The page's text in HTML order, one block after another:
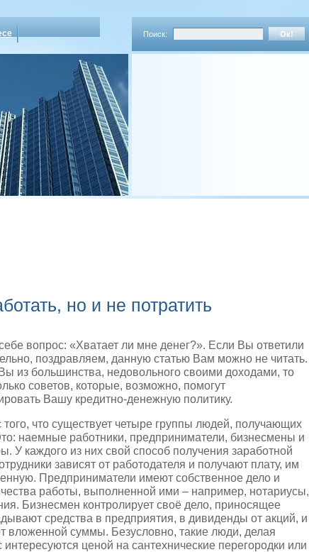
Поиск:
но и не потратить
вопрос: «Хватает ли мне денег?». Если Вы ответили
поздравляем, данную статью Вам можно не читать.
из большинства, недовольного своими доходами, то
советов, которые, возможно, помогут
Вашу кредитно-денежную политику.
того, что существует четыре группы людей, получающих
наемные работники, предприниматели, бизнесмены и
У каждого из них свой способ получения заработной
зависят от работодателя и получают плату, им
Предприниматели имеют собственное дело и
работы, выполненной ими – например, нотариусы,
Бизнесмен контролирует своё дело, приносящее
средства в предприятия, в дивиденды от акций, и
вложенной суммы. Безусловно, такие люди, делая
ценой на сантехнические перегородки или